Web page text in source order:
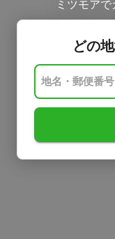
ミツモア
どの